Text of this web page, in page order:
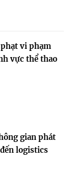
vi phạm
vực thể thao
gian phát
logistics